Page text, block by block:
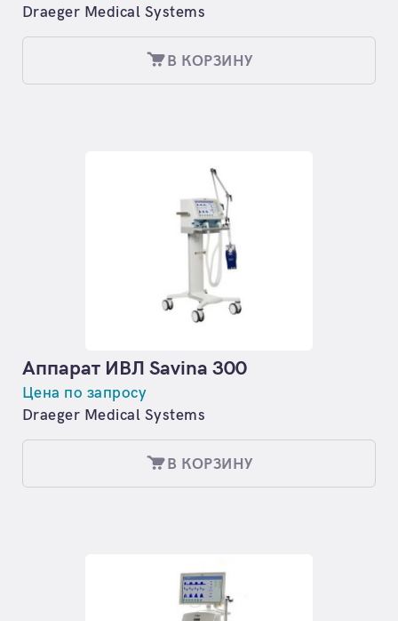
Draeger Medical Systems
В КОРЗИНУ
Аппарат ИВЛ Savina 300
Цена по запросу
Draeger Medical Systems
В КОРЗИНУ